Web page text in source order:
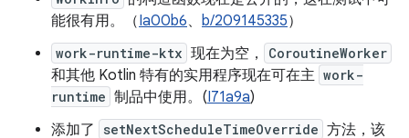
能很有用。（Ia00b6、 b/209145335）
work-runtime-ktx 现在为空， CoroutineWorker
和其他 Kotlin 特有的实用程序现在可在主 work-
runtime 制品中使用。(I71a9a)
添加了
setNextScheduleTimeOverride 方法，该